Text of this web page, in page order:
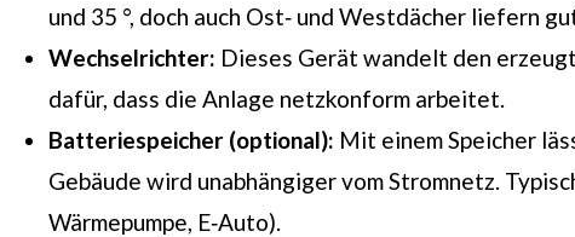
und 35 °, doch auch Ost‑ und Westdächer liefern
Wechselrichter: Dieses Gerät wandelt den
dafür, dass die Anlage netzkonform arbeitet.
Batteriespeicher (optional): Mit einem Speicher
Gebäude wird unabhängiger vom Stromnetz.
Wärmepumpe, E‑Auto).